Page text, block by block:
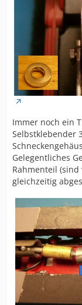
Immer noch ein
Selbstklebender
Gelegentliches
Rahmenteil
gleichzeitig